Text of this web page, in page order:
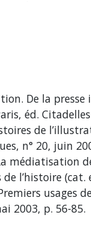
De la
éd.
de
n° 20, juin
médiatisation
l’histoire (cat.
usages
2003, p. 56-85.